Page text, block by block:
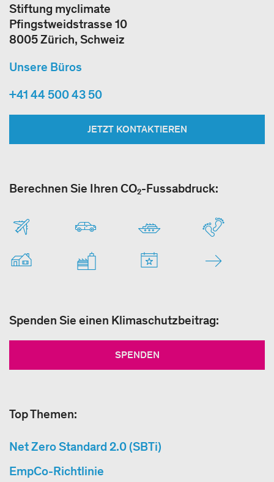
Stiftung myclimate
Pfingstweidstrasse 10
8005 Zürich, Schweiz
Unsere Büros
+41 44 500 43 50
JETZT KONTAKTIEREN
Berechnen Sie Ihren CO₂-Fussabdruck:
Spenden Sie einen Klimaschutzbeitrag:
SPENDEN
Top Themen:
Net Zero Standard 2.0 (SBTi)
EmpCo-Richtlinie